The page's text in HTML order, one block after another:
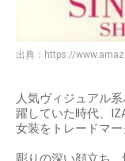
出典： https://
人気ヴィジュアル
躍していた時代、
女装をトレードマー